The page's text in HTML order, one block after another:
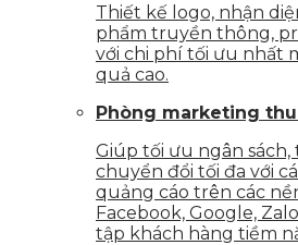
Thiết kế logo, nhận
phẩm truyền thông,
với chi phí tối ưu nhất
quả cao.
Phòng marketing
Giúp tối ưu ngân
chuyển đổi tối đa với
quảng cáo trên các
Facebook, Google,
tập khách hàng tiềm